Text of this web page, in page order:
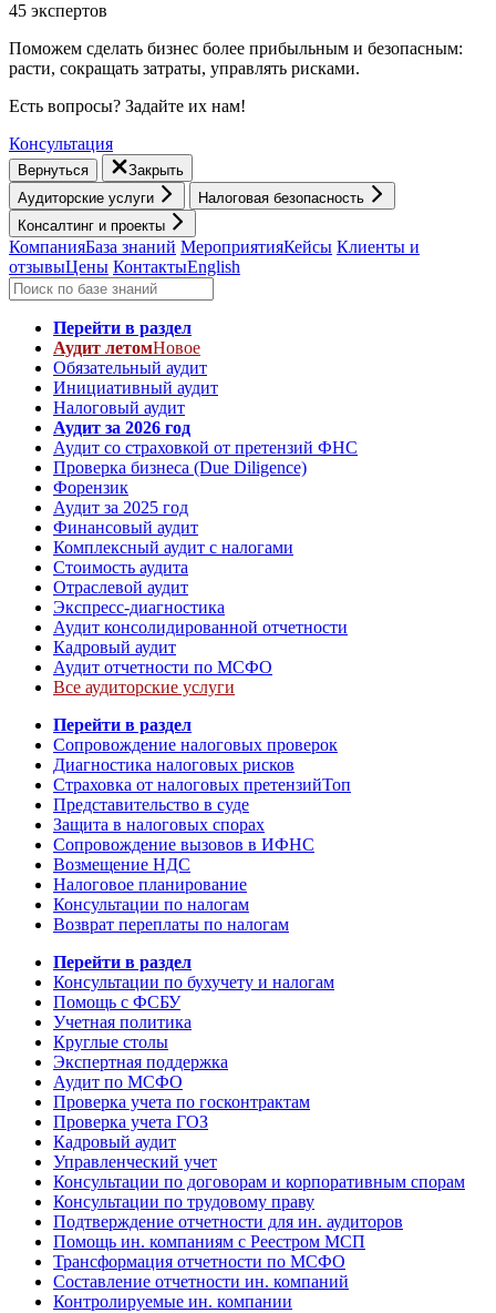
45 экспертов
Поможем сделать бизнес более прибыльным и безопасным:
расти, cокращать затраты, управлять рисками.
Есть вопросы? Задайте их нам!
Консультация
Вернуться
Закрыть
Аудиторские услуги
Налоговая безопасность
Консалтинг и проекты
КомпанияБаза знаний МероприятияКейсы Клиенты и
отзывыЦены КонтактыEnglish
Перейти в раздел
Аудит летомНовое
Обязательный аудит
Инициативный аудит
Налоговый аудит
Аудит за 2026 год
Аудит со страховкой от претензий ФНС
Проверка бизнеса (Due Diligence)
Форензик
Аудит за 2025 год
Финансовый аудит
Комплексный аудит с налогами
Стоимость аудита
Отраслевой аудит
Экспресс-диагностика
Аудит консолидированной отчетности
Кадровый аудит
Аудит отчетности по МСФО
Все аудиторские услуги
Перейти в раздел
Сопровождение налоговых проверок
Диагностика налоговых рисков
Страховка от налоговых претензийТоп
Представительство в суде
Защита в налоговых спорах
Сопровождение вызовов в ИФНС
Возмещение НДС
Налоговое планирование
Консультации по налогам
Возврат переплаты по налогам
Перейти в раздел
Консультации по бухучету и налогам
Помощь с ФСБУ
Учетная политика
Круглые столы
Экспертная поддержка
Аудит по МСФО
Проверка учета по госконтрактам
Проверка учета ГОЗ
Кадровый аудит
Управленческий учет
Консультации по договорам и корпоративным спорам
Консультации по трудовому праву
Подтверждение отчетности для ин. аудиторов
Помощь ин. компаниям с Реестром МСП
Трансформация отчетности по МСФО
Составление отчетности ин. компаний
Контролируемые ин. компании